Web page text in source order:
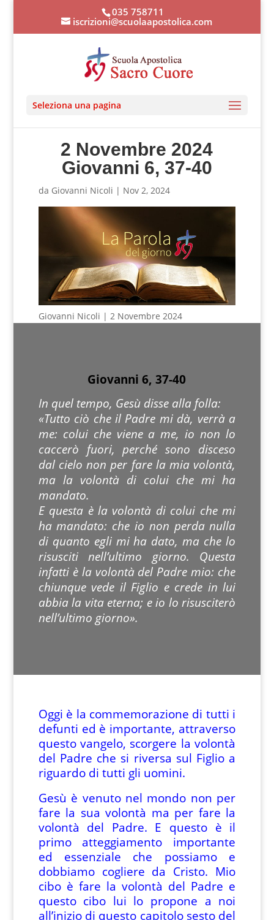
035 758711
iscrizioni@scuolaapostolica.com
Seleziona una pagina
2 Novembre 2024
Giovanni 6, 37-40
da Giovanni Nicoli | Nov 2, 2024
Giovanni Nicoli | 2 Novembre 2024
Giovanni 6, 37-40
In quel tempo, Gesù disse alla folla:
«Tutto ciò che il Padre mi dà, verrà a
me: colui che viene a me, io non lo
caccerò fuori, perché sono disceso
dal cielo non per fare la mia volontà,
ma la volontà di colui che mi ha
mandato.
E questa è la volontà di colui che mi
ha mandato: che io non perda nulla
di quanto egli mi ha dato, ma che lo
risusciti nell’ultimo giorno. Questa
infatti è la volontà del Padre mio: che
chiunque vede il Figlio e crede in lui
abbia la vita eterna; e io lo risusciterò
nell’ultimo giorno».
Oggi è la commemorazione di tutti i
defunti ed è importante, attraverso
questo vangelo, scorgere la volontà
del Padre che si riversa sul Figlio a
riguardo di tutti gli uomini.
Gesù è venuto nel mondo non per
fare la sua volontà ma per fare la
volontà del Padre. E questo è il
primo atteggiamento importante
ed essenziale che possiamo e
dobbiamo cogliere da Cristo. Mio
cibo è fare la volontà del Padre e
questo cibo lui lo propone a noi
all’inizio di questo capitolo sesto del